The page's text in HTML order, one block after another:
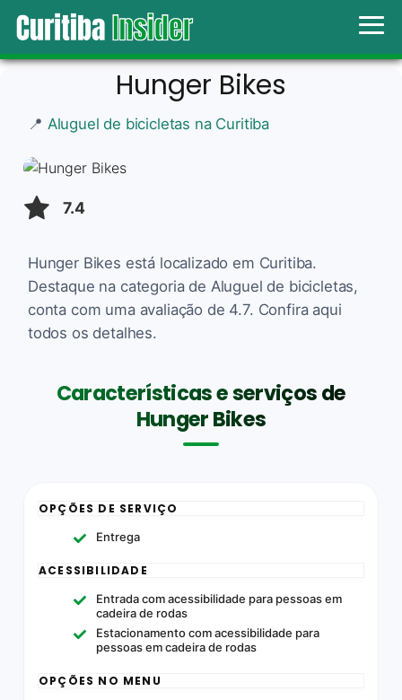
Hunger Bikes
📍 Aluguel de bicicletas na Curitiba
7.4
Hunger Bikes está localizado em Curitiba.
Destaque na categoria de Aluguel de bicicletas,
conta com uma avaliação de 4.7. Confira aqui
todos os detalhes.
Características e serviços de
Hunger Bikes
OPÇÕES DE SERVIÇO
Entrega
ACESSIBILIDADE
Entrada com acessibilidade para pessoas em
cadeira de rodas
Estacionamento com acessibilidade para
pessoas em cadeira de rodas
OPÇÕES NO MENU